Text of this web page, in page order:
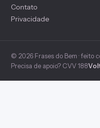
Contato
Privacidade
© 2026 Frases do Bem · feito
Precisa de apoio? CVV 188